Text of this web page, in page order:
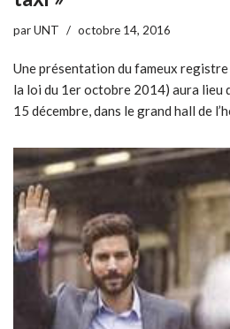
parUNT octobre 14, 2016
Une présentation du fameux
la loi du 1er octobre 2014) aura lieu
15 décembre, dans le grand hall de